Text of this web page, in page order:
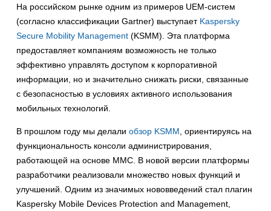
На российском рынке одним из примеров UEM-систем
(согласно классификации Gartner) выступает Kaspersky
Secure Mobility Management (KSMM). Эта платформа
предоставляет компаниям возможность не только
эффективно управлять доступом к корпоративной
информации, но и значительно снижать риски, связанные
с безопасностью в условиях активного использования
мобильных технологий.
В прошлом году мы делали обзор KSMM, ориентируясь на
функциональность консоли администрирования,
работающей на основе MMC. В новой версии платформы
разработчики реализовали множество новых функций и
улучшений. Одним из значимых нововведений стал плагин
Kaspersky Mobile Devices Protection and Management,